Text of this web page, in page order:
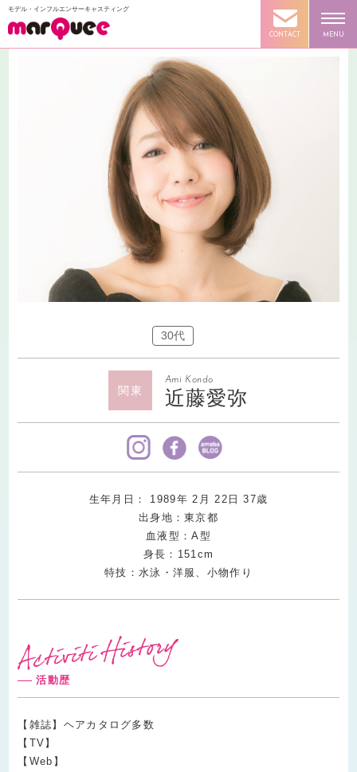
モデル・インフルエンサーキャスティング
CONTACT MENU
30代
関東
Ami Kondo
近藤愛弥
生年月日： 1989年 2 月 22 日37歳
出身地：東京都
血液型：A型
身長：151cm
特技：水泳・洋服、小物作り
活動歴
【雑誌】ヘアカタログ多数
【TV】
【Web】